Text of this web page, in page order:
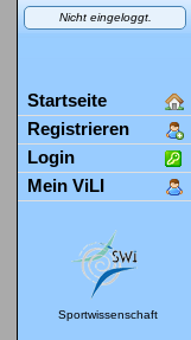
Nicht eingeloggt.
Startseite
Registrieren
Login
Mein ViLI
Sportwissenschaft